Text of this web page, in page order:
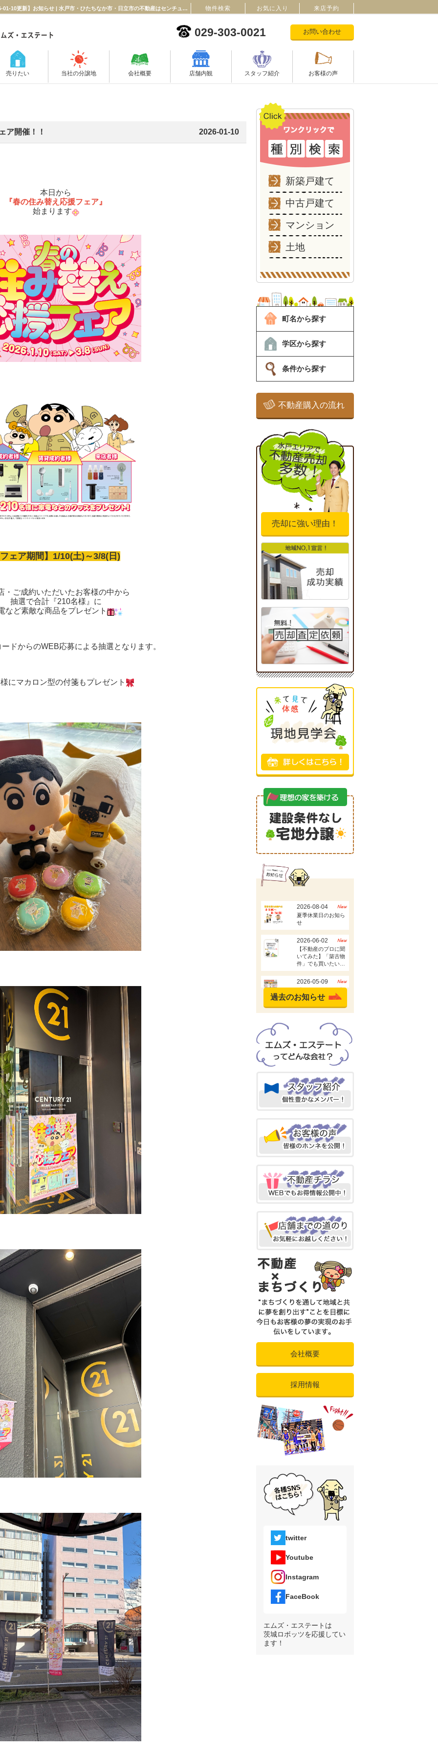
センチュリー21春の住み替え応援フェア開催！！【2026-01-10更新】お知らせ | 水戸市・ひたちなか市・日立市の不動産はセンチュリー21エムズ・エステート！
029-303-0021 お問い合わせ
売りたい 当社の分譲地 会社概要 店舗内観 スタッフ紹介 お客様の声
ア開催！！ 2026-01-10
本日から
『春の住み替え応援フェア』
始まります
ェア期間】1/10(土)～3/8(日)
・ご成約いただいたお客様の中から
抽選で合計『210名様』に
など素敵な商品をプレゼント
ドからのWEB応募による抽選となります。
にマカロン型の付箋もプレゼント
新築戸建て
中古戸建て
マンション
土地
町名から探す
学区から探す
条件から探す
不動産購入の流れ
売却に強い理由！
過去のお知らせ
会社概要
採用情報
twitter
Youtube
Instagram
FaceBook
エムズ・エステートは
茨城ロボッツを応援してい
ます！
物件検索 お気に入り 来店予約